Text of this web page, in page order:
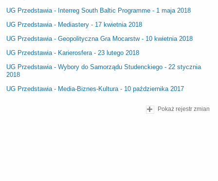
UG Przedstawia - Interreg South Baltic Programme - 1 maja 2018
UG Przedstawia - Mediastery - 17 kwietnia 2018
UG Przedstawia - Geopolityczna Gra Mocarstw - 10 kwietnia 2018
UG Przedstawia - Karierosfera - 23 lutego 2018
UG Przedstawia - Wybory do Samorządu Studenckiego - 22 stycznia
2018
UG Przedstawia - Media-Biznes-Kultura - 10 października 2017
Pokaż rejestr zmian